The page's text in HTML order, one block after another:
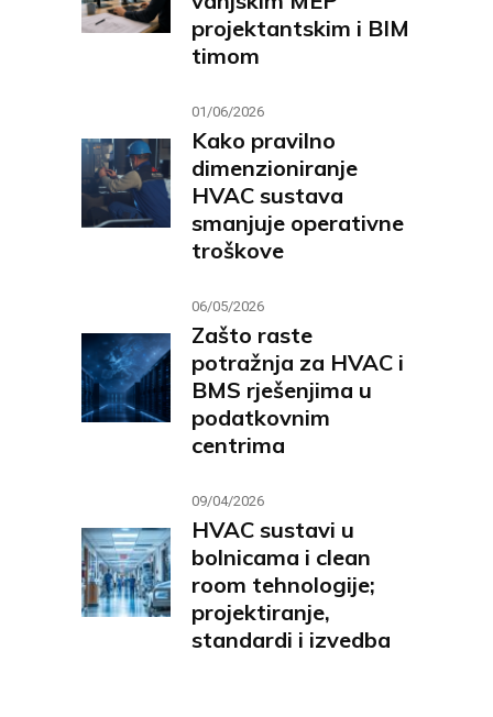
projektantskim i BIM
timom
01/06/2026
Kako pravilno
dimenzioniranje
HVAC sustava
smanjuje operativne
troškove
06/05/2026
Zašto raste
potražnja za HVAC i
BMS rješenjima u
podatkovnim
centrima
09/04/2026
HVAC sustavi u
bolnicama i clean
room tehnologije;
projektiranje,
standardi i izvedba